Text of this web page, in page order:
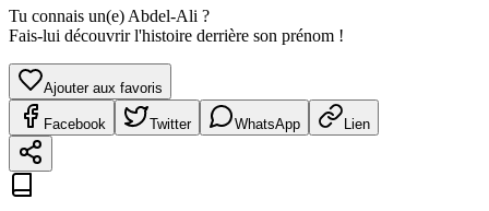
Tu connais un(e) Abdel-Ali ?
Fais-lui découvrir l'histoire derrière son prénom !
Ajouter aux favoris
Facebook Twitter WhatsApp Lien